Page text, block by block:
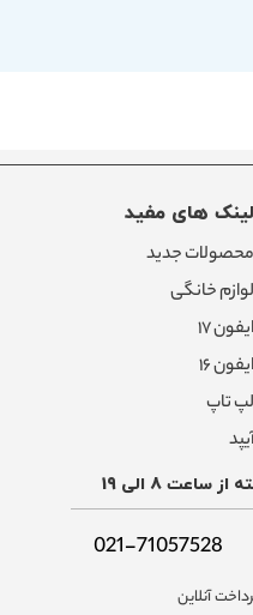
لینک های مفید
محصولات جدید
لوازم خانگی
ایفون ۱۷
ایفون ۱۶
لپ تاپ
آیپد
8 الی 19
021-71057528
آنلاین